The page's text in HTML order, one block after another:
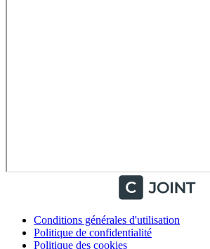
Conditions générales d'utilisation
Politique de confidentialité
Politique des cookies